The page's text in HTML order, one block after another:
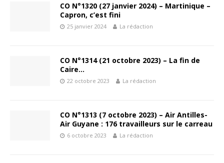
CO N°1320 (27 janvier 2024) – Martinique –
Capron, c’est fini
25 janvier 2024 La rédaction
CO N°1314 (21 octobre 2023) – La fin de
Caire…
22 octobre 2023 La rédaction
CO N°1313 (7 octobre 2023) – Air Antilles-
Air Guyane : 176 travailleurs sur le carreau
6 octobre 2023 La rédaction